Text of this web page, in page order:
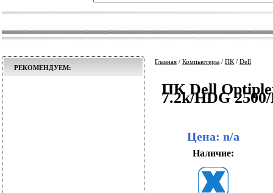
РЕКОМЕНДУЕМ:
Главная / Компьютеры / ПК / Dell
ПК Dell
7.2k/HDG
Цена: n/a
Наличие: